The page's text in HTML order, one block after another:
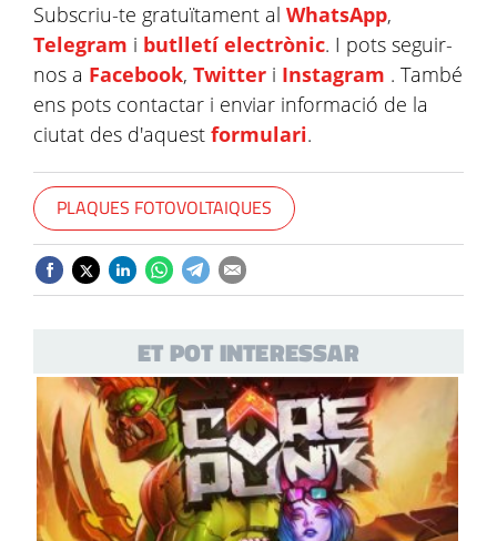
Subscriu-te gratuïtament al WhatsApp,
Telegram i butlletí electrònic. I pots seguir-
nos a Facebook, Twitter i Instagram . També
ens pots contactar i enviar informació de la
ciutat des d'aquest formulari.
PLAQUES FOTOVOLTAIQUES
ET POT INTERESSAR